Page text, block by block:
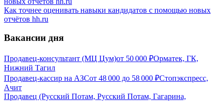
Как точнее оценивать навыки кандидатов с помощью новых
отчётов hh.ru
Вакансии дня
Продавец-консультант (МЦ Цум)от 50 000 ₽Орматек, ГК,
Нижний Тагил
Продавец-кассир на АЗСот 48 000 до 58 000 ₽Стопэкспресс,
Ачит
Продавец (Русский Потам, Русский Потам, Гагарина,